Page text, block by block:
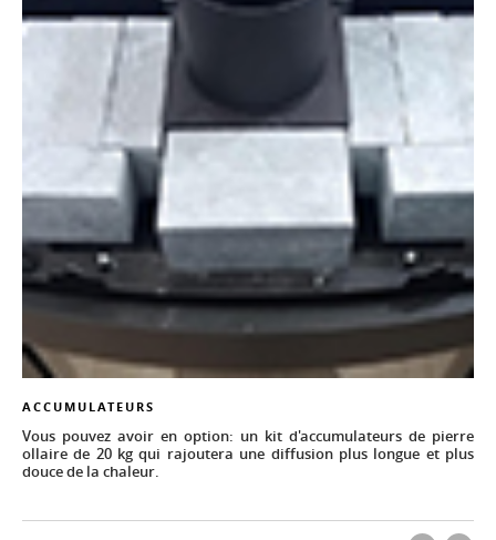
ACCUMULATEURS
Vous pouvez avoir en option: un kit d'accumulateurs de pierre
ollaire de 20 kg qui rajoutera une diffusion plus longue et plus
douce de la chaleur.